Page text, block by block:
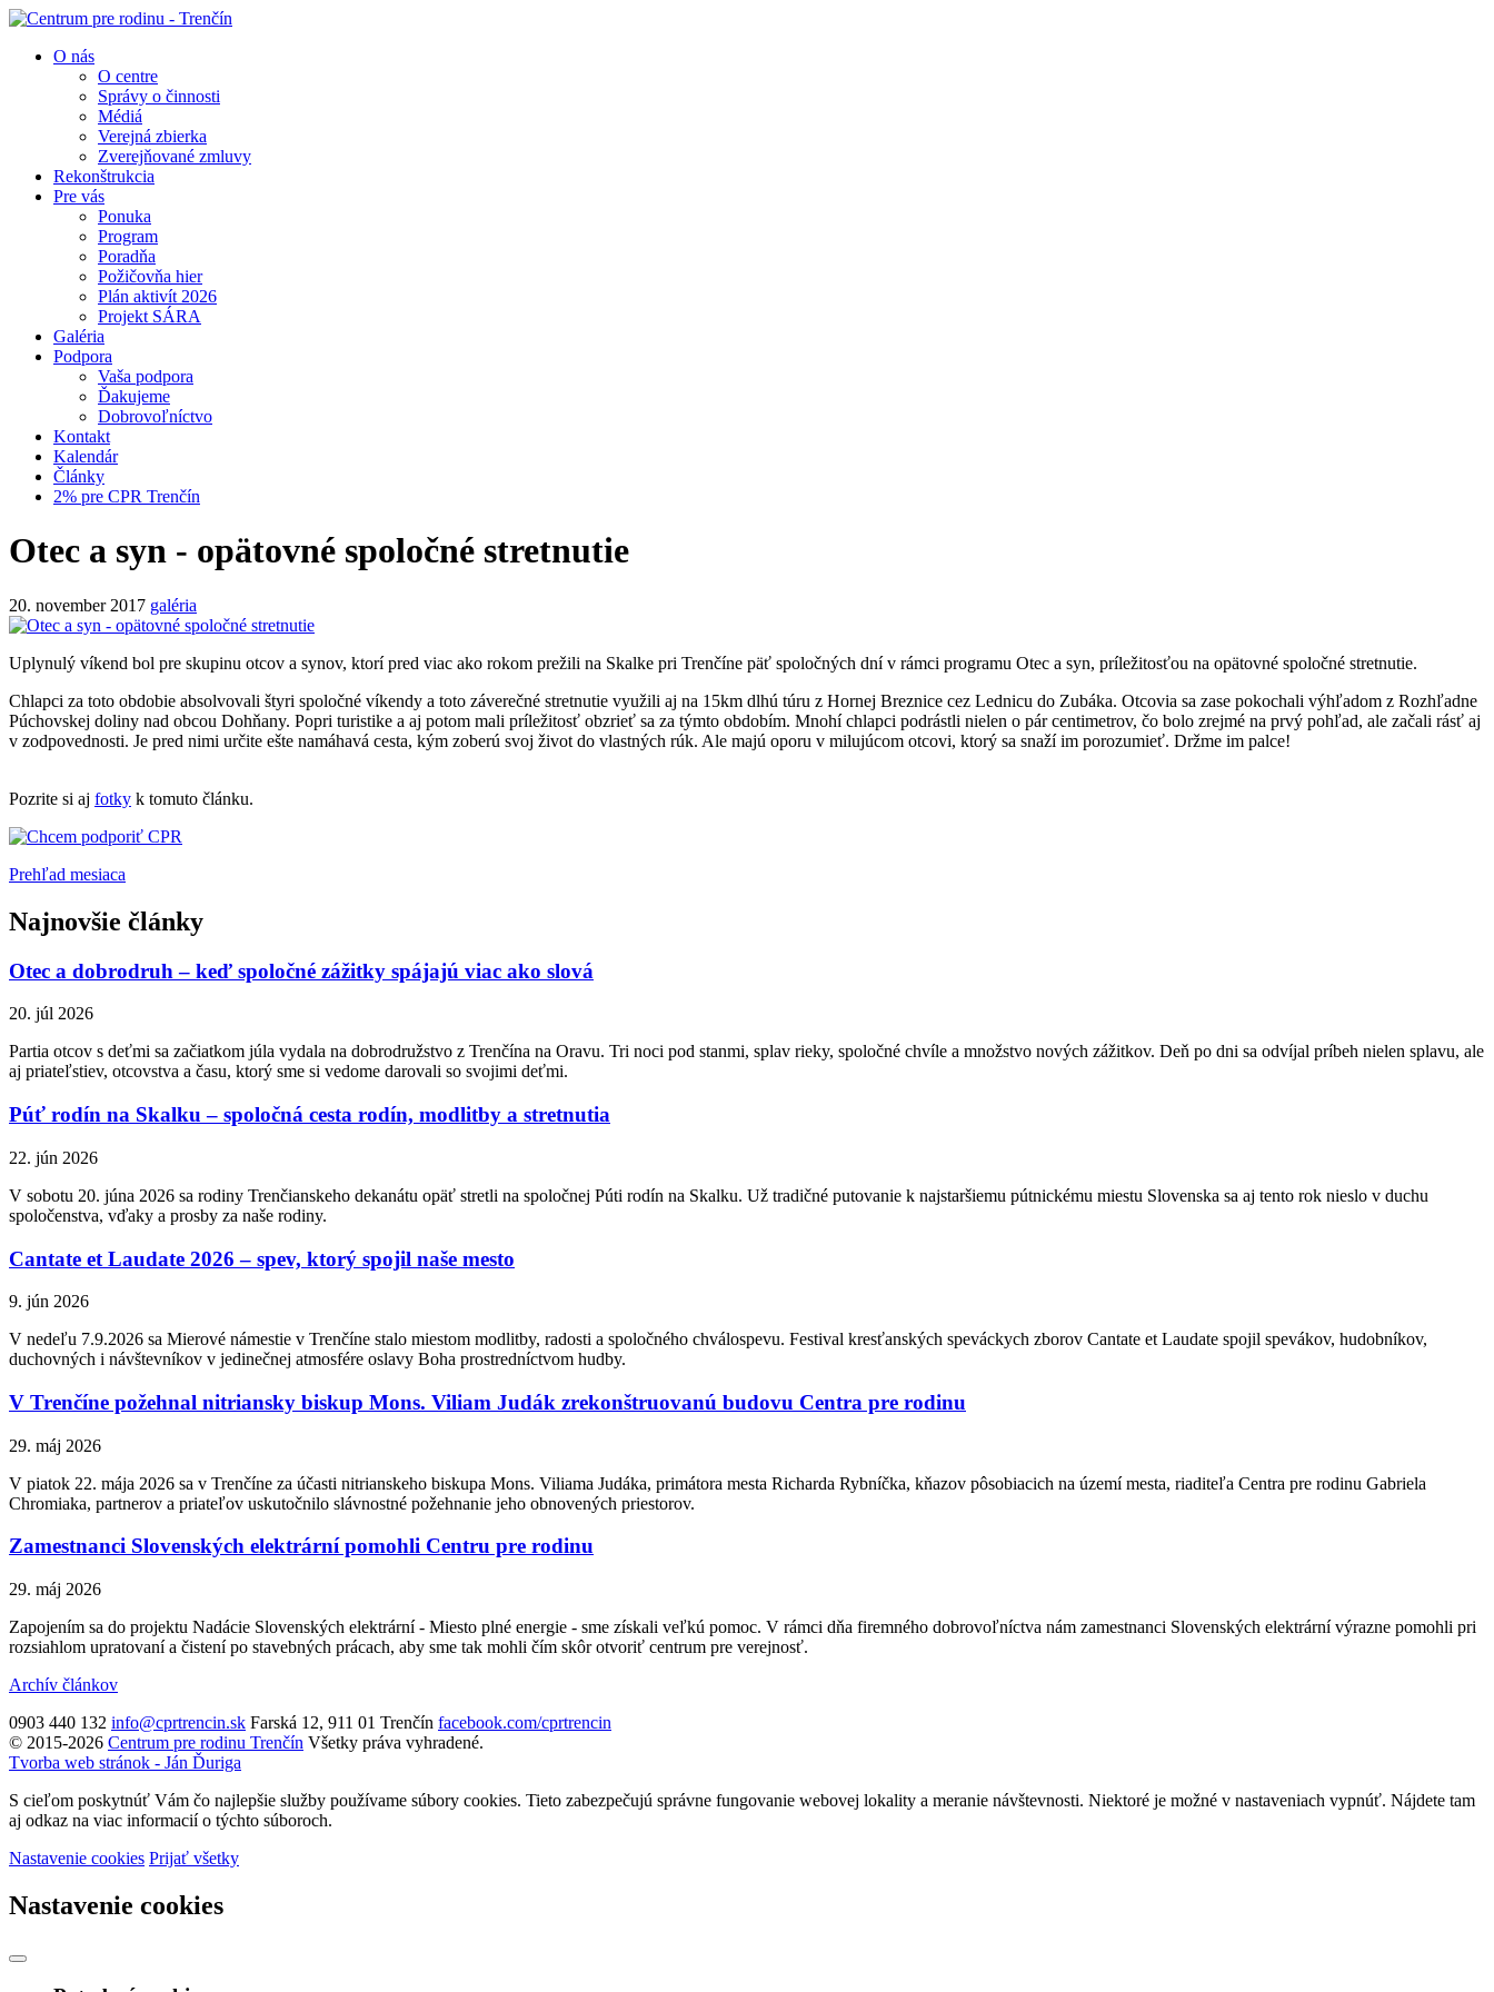
O nás
O centre
Správy o činnosti
Médiá
Verejná zbierka
Zverejňované zmluvy
Rekonštrukcia
Pre vás
Ponuka
Program
Poradňa
Požičovňa hier
Plán aktivít 2026
Projekt SÁRA
Galéria
Podpora
Vaša podpora
Ďakujeme
Dobrovoľníctvo
Kontakt
Kalendár
Články
2% pre CPR Trenčín
Otec a syn - opätovné spoločné stretnutie
20. november 2017 galéria
Uplynulý víkend bol pre skupinu otcov a synov, ktorí pred viac ako rokom prežili na Skalke pri Trenčíne päť spoločných dní v rámci programu Otec a syn, príležitosťou na opätovné spoločné stretnutie.
Chlapci za toto obdobie absolvovali štyri spoločné víkendy a toto záverečné stretnutie využili aj na 15km dlhú túru z Hornej Breznice cez Lednicu do Zubáka. Otcovia sa zase pokochali výhľadom z Rozhľadne
Púchovskej doliny nad obcou Dohňany. Popri turistike a aj potom mali príležitosť obzrieť sa za týmto obdobím. Mnohí chlapci podrástli nielen o pár centimetrov, čo bolo zrejmé na prvý pohľad, ale začali rásť aj
v zodpovednosti. Je pred nimi určite ešte namáhavá cesta, kým zoberú svoj život do vlastných rúk. Ale majú oporu v milujúcom otcovi, ktorý sa snaží im porozumieť. Držme ​im palce!
Pozrite si aj fotky k tomuto článku.
Prehľad mesiaca
Najnovšie články
Otec a dobrodruh – keď spoločné zážitky spájajú viac ako slová
20. júl 2026
Partia otcov s deťmi sa začiatkom júla vydala na dobrodružstvo z Trenčína na Oravu. Tri noci pod stanmi, splav rieky, spoločné chvíle a množstvo nových zážitkov. Deň po dni sa odvíjal príbeh nielen splavu, ale
aj priateľstiev, otcovstva a času, ktorý sme si vedome darovali so svojimi deťmi.
Púť rodín na Skalku – spoločná cesta rodín, modlitby a stretnutia
22. jún 2026
V sobotu 20. júna 2026 sa rodiny Trenčianskeho dekanátu opäť stretli na spoločnej Púti rodín na Skalku. Už tradičné putovanie k najstaršiemu pútnickému miestu Slovenska sa aj tento rok nieslo v duchu
spoločenstva, vďaky a prosby za naše rodiny.
Cantate et Laudate 2026 – spev, ktorý spojil naše mesto
9. jún 2026
V nedeľu 7.9.2026 sa Mierové námestie v Trenčíne stalo miestom modlitby, radosti a spoločného chválospevu. Festival kresťanských speváckych zborov Cantate et Laudate spojil spevákov, hudobníkov,
duchovných i návštevníkov v jedinečnej atmosfére oslavy Boha prostredníctvom hudby.
V Trenčíne požehnal nitriansky biskup Mons. Viliam Judák zrekonštruovanú budovu Centra pre rodinu
29. máj 2026
V piatok 22. mája 2026 sa v Trenčíne za účasti nitrianskeho biskupa Mons. Viliama Judáka, primátora mesta Richarda Rybníčka, kňazov pôsobiacich na území mesta, riaditeľa Centra pre rodinu Gabriela
Chromiaka, partnerov a priateľov uskutočnilo slávnostné požehnanie jeho obnovených priestorov.
Zamestnanci Slovenských elektrární pomohli Centru pre rodinu
29. máj 2026
Zapojením sa do projektu Nadácie Slovenských elektrární - Miesto plné energie - sme získali veľkú pomoc. V rámci dňa firemného dobrovoľníctva nám zamestnanci Slovenských elektrární výrazne pomohli pri
rozsiahlom upratovaní a čistení po stavebných prácach, aby sme tak mohli čím skôr otvoriť centrum pre verejnosť.
Archív článkov
0903 440 132 info@cprtrencin.sk Farská 12, 911 01 Trenčín facebook.com/cprtrencin
© 2015-2026 Centrum pre rodinu Trenčín Všetky práva vyhradené.
Tvorba web stránok - Ján Ďuriga
S cieľom poskytnúť Vám čo najlepšie služby používame súbory cookies. Tieto zabezpečujú správne fungovanie webovej lokality a meranie návštevnosti. Niektoré je možné v nastaveniach vypnúť. Nájdete tam
aj odkaz na viac informacií o týchto súboroch.
Nastavenie cookies Prijať všetky
Nastavenie cookies